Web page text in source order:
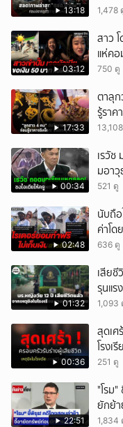
13:18 1,478
03:12
สาว
แห่คอ
750 ดู
17:33
ตาลุก
รู้ราค
00:34
เรวั
มอา
521 ดู
02:48
นับถือ
ค่าโด
636 ดู
01:32
เสีย
รุนแร
9 ราย
1,093
00:36
สุดเศ
โรงเ
251 ดู
22:51
"โรม
ยักย้า
1,834